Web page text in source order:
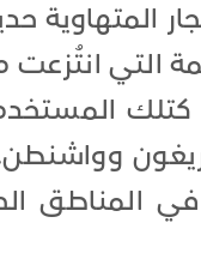
المتهاوية
التي انتُزعت
كتلك
في